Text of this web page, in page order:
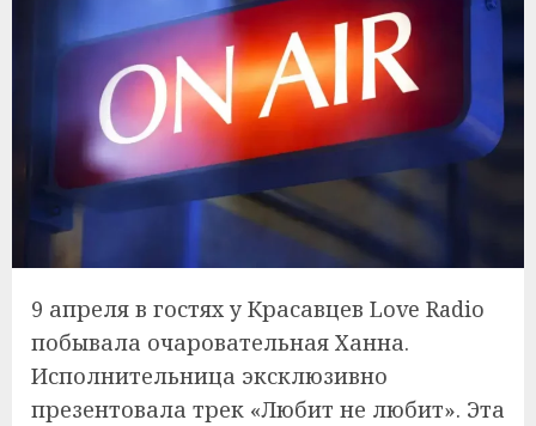
9 апреля в гостях у Красавцев Love Radio
побывала очаровательная Ханна.
Исполнительница эксклюзивно
презентовала трек «Любит не любит». Эта